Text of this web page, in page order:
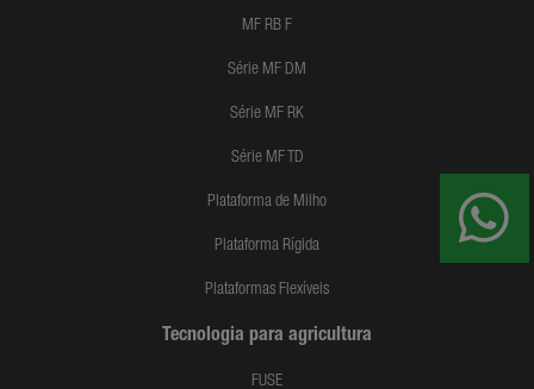
MF RB F
Série MF DM
Série MF RK
Série MF TD
Plataforma de Milho
Plataforma Rígida
Plataformas Flexíveis
Tecnologia para agricultura
FUSE